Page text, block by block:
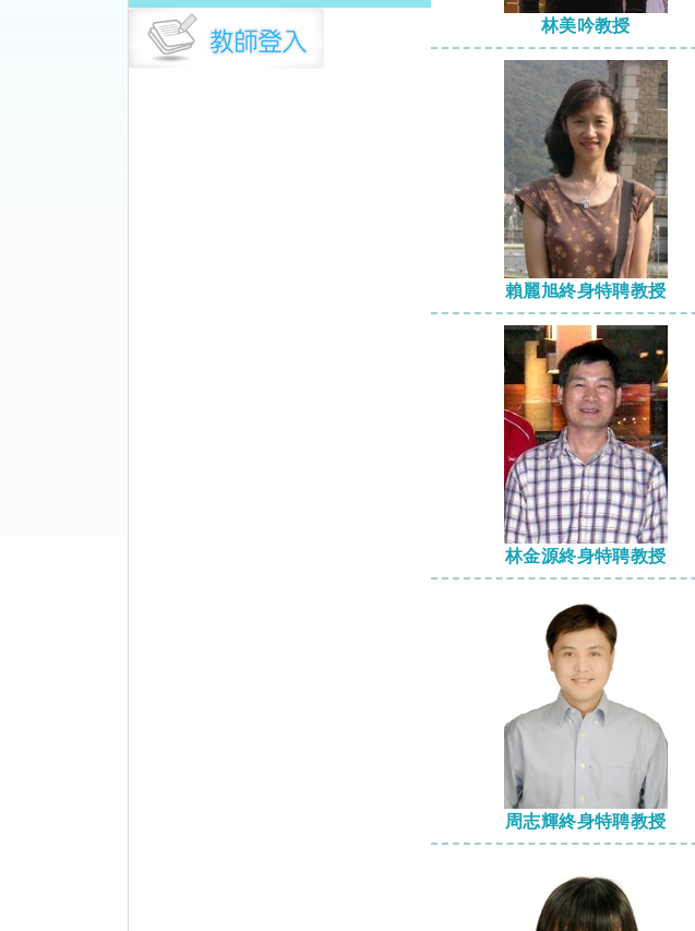
林美吟教授
賴麗旭終身特聘教授
林金源終身特聘教授
周志輝終身特聘教授